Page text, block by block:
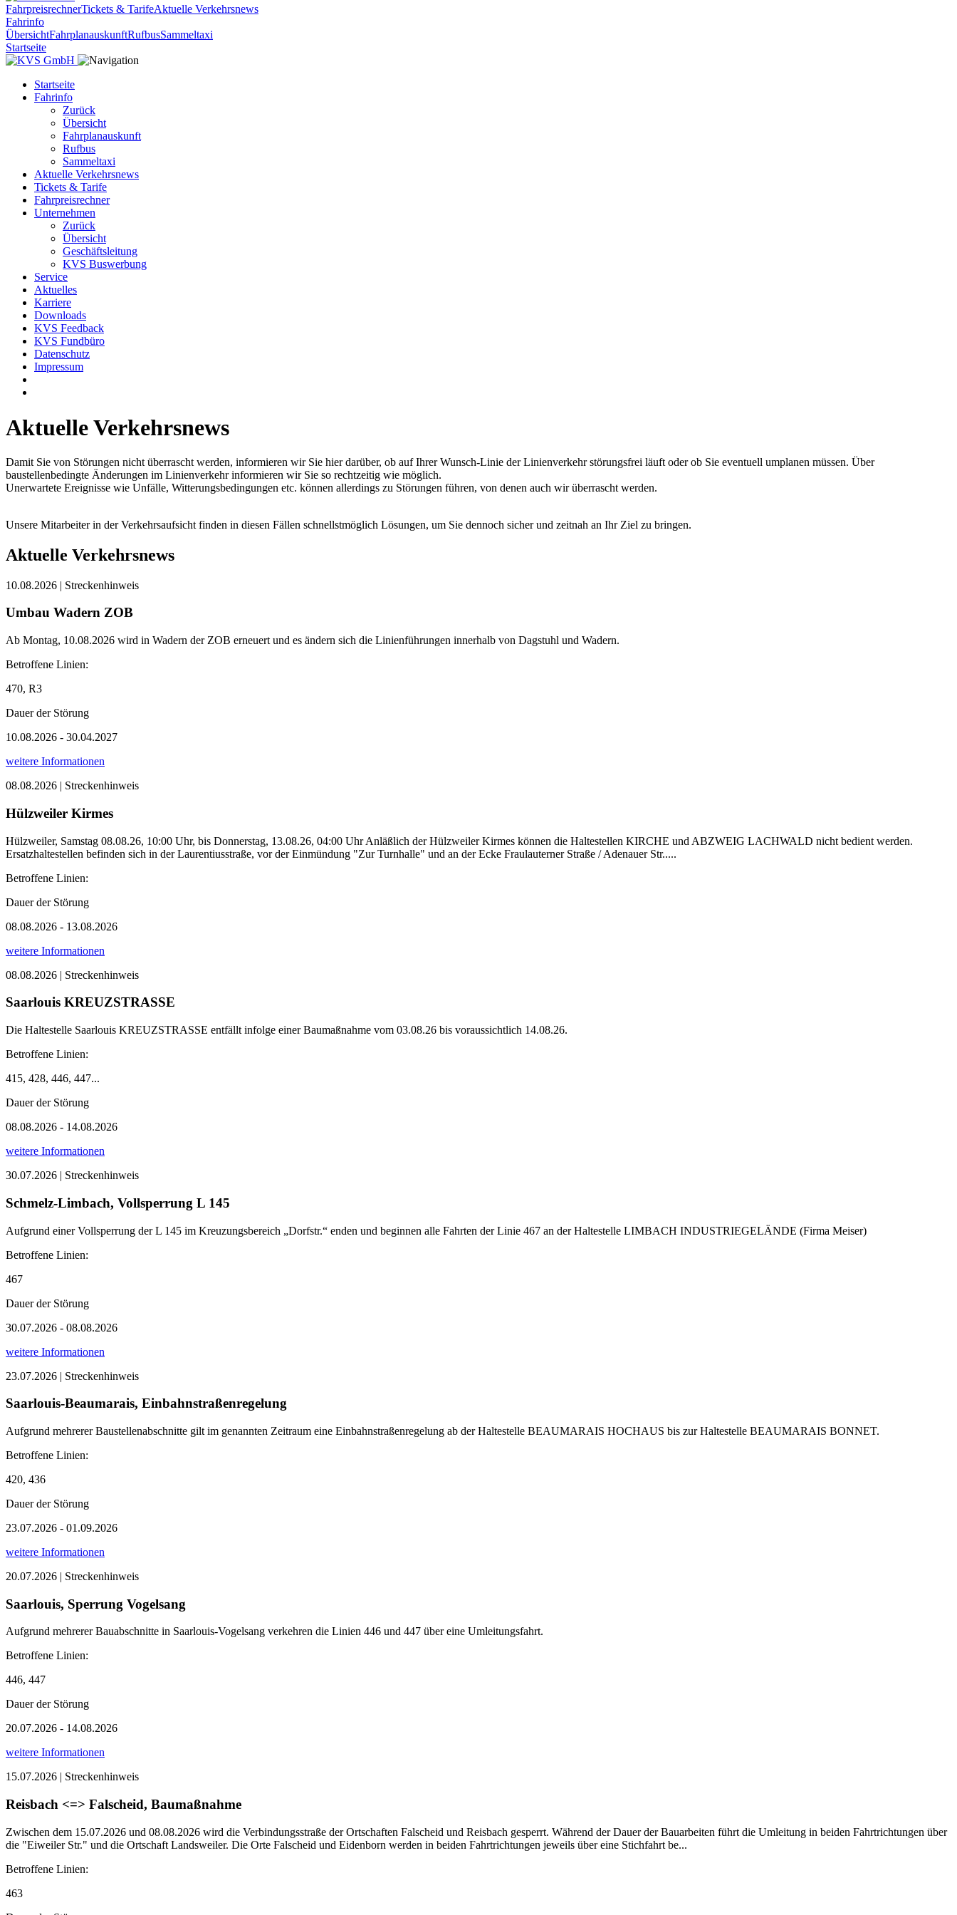
FahrpreisrechnerTickets & TarifeAktuelle Verkehrsnews
Fahrinfo
ÜbersichtFahrplanauskunftRufbusSammeltaxi
Startseite
Startseite
Fahrinfo
Zurück
Übersicht
Fahrplanauskunft
Rufbus
Sammeltaxi
Aktuelle Verkehrsnews
Tickets & Tarife
Fahrpreisrechner
Unternehmen
Zurück
Übersicht
Geschäftsleitung
KVS Buswerbung
Service
Aktuelles
Karriere
Downloads
KVS Feedback
KVS Fundbüro
Datenschutz
Impressum
Aktuelle Verkehrsnews
Damit Sie von Störungen nicht überrascht werden, informieren wir Sie hier darüber, ob auf Ihrer Wunsch-Linie der Linienverkehr störungsfrei läuft oder ob Sie eventuell umplanen müssen. Über
baustellenbedingte Änderungen im Linienverkehr informieren wir Sie so rechtzeitig wie möglich.
Unerwartete Ereignisse wie Unfälle, Witterungsbedingungen etc. können allerdings zu Störungen führen, von denen auch wir überrascht werden.
Unsere Mitarbeiter in der Verkehrsaufsicht finden in diesen Fällen schnellstmöglich Lösungen, um Sie dennoch sicher und zeitnah an Ihr Ziel zu bringen.
Aktuelle Verkehrsnews
10.08.2026 | Streckenhinweis
Umbau Wadern ZOB
Ab Montag, 10.08.2026 wird in Wadern der ZOB erneuert und es ändern sich die Linienführungen innerhalb von Dagstuhl und Wadern.
Betroffene Linien:
470, R3
Dauer der Störung
10.08.2026 - 30.04.2027
weitere Informationen
08.08.2026 | Streckenhinweis
Hülzweiler Kirmes
Hülzweiler, Samstag 08.08.26, 10:00 Uhr, bis Donnerstag, 13.08.26, 04:00 Uhr Anläßlich der Hülzweiler Kirmes können die Haltestellen KIRCHE und ABZWEIG LACHWALD nicht bedient werden.
Ersatzhaltestellen befinden sich in der Laurentiusstraße, vor der Einmündung "Zur Turnhalle" und an der Ecke Fraulauterner Straße / Adenauer Str.....
Betroffene Linien:
Dauer der Störung
08.08.2026 - 13.08.2026
weitere Informationen
08.08.2026 | Streckenhinweis
Saarlouis KREUZSTRASSE
Die Haltestelle Saarlouis KREUZSTRASSE entfällt infolge einer Baumaßnahme vom 03.08.26 bis voraussichtlich 14.08.26.
Betroffene Linien:
415, 428, 446, 447...
Dauer der Störung
08.08.2026 - 14.08.2026
weitere Informationen
30.07.2026 | Streckenhinweis
Schmelz-Limbach, Vollsperrung L 145
Aufgrund einer Vollsperrung der L 145 im Kreuzungsbereich „Dorfstr.“ enden und beginnen alle Fahrten der Linie 467 an der Haltestelle LIMBACH INDUSTRIEGELÄNDE (Firma Meiser)
Betroffene Linien:
467
Dauer der Störung
30.07.2026 - 08.08.2026
weitere Informationen
23.07.2026 | Streckenhinweis
Saarlouis-Beaumarais, Einbahnstraßenregelung
Aufgrund mehrerer Baustellenabschnitte gilt im genannten Zeitraum eine Einbahnstraßenregelung ab der Haltestelle BEAUMARAIS HOCHAUS bis zur Haltestelle BEAUMARAIS BONNET.
Betroffene Linien:
420, 436
Dauer der Störung
23.07.2026 - 01.09.2026
weitere Informationen
20.07.2026 | Streckenhinweis
Saarlouis, Sperrung Vogelsang
Aufgrund mehrerer Bauabschnitte in Saarlouis-Vogelsang verkehren die Linien 446 und 447 über eine Umleitungsfahrt.
Betroffene Linien:
446, 447
Dauer der Störung
20.07.2026 - 14.08.2026
weitere Informationen
15.07.2026 | Streckenhinweis
Reisbach <=> Falscheid, Baumaßnahme
Zwischen dem 15.07.2026 und 08.08.2026 wird die Verbindungsstraße der Ortschaften Falscheid und Reisbach gesperrt. Während der Dauer der Bauarbeiten führt die Umleitung in beiden Fahrtrichtungen über
die "Eiweiler Str." und die Ortschaft Landsweiler. Die Orte Falscheid und Eidenborn werden in beiden Fahrtrichtungen jeweils über eine Stichfahrt be...
Betroffene Linien:
463